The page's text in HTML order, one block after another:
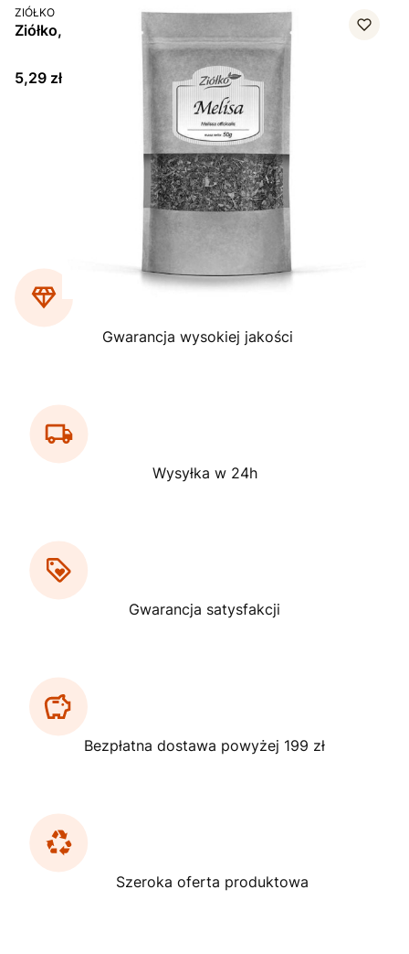
PRODUCENT
ZIÓŁKO
Ziółko, Melisa, 50 g
Cena
5,29 zł
Strona z 1
Gwarancja wysokiej jakości
Wysyłka w 24h
Gwarancja satysfakcji
Bezpłatna dostawa powyżej 199 zł
Szeroka oferta produktowa